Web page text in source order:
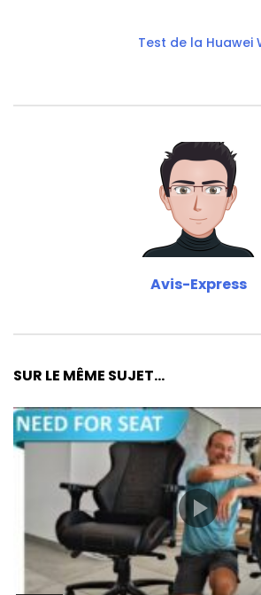
Test de la Huawei
Avis-Express
SUR LE MÊME SUJET...